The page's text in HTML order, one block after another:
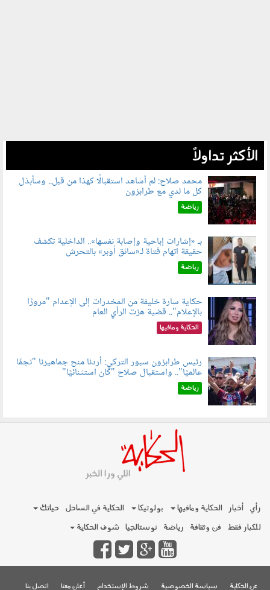
الأكثر تداولاً
060802.jpg
محمد صلاح: لم أشاهد استقبالًا كهذا من قبل.. وسأبذل
كل ما لدي مع طرابزون
رياضة
060804.jpg
بـ «إشارات إباحية وإصابة نفسها».. الداخلية تكشف
حقيقة اتهام فتاة لـ«سائق أوبر» بالتحرش
رياضة
060801.jpeg
حكاية سارة خليفة من المخدرات إلى الإعدام "مرورًا
بالإعلام".. قضية هزت الرأي العام
الحكاية ومافيها
060803.jpg
رئيس طرابزون سبور التركي: أردنا منح جماهيرنا "نجمًا
عالميًا".. واستقبال صلاح "كان استثنائيًا"
رياضة
رأي أخبار الحكاية ومافيها بولوتيكا الحكاية في الساحل
حياتك
للكبار فقط فن وثقافة رياضة نوستالجيا شوف الحكاية
عن الحكاية سياسة الخصوصية شروط الإستخدام أعلن معنا اتصل بنا